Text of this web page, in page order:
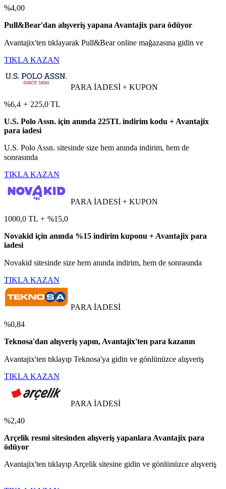
%4,00
Pull&Bear'dan alışveriş yapana Avantajix para ödüyor
Avantajix'ten tıklayarak Pull&Bear online mağazasına gidin ve
TIKLA KAZAN
PARA İADESİ + KUPON
%6,4 + 225,0 TL
U.S. Polo Assn. için anında 225TL indirim kodu + Avantajix
para iadesi
U.S. Polo Assn. sitesinde size hem anında indirim, hem de
sonrasında
TIKLA KAZAN
PARA İADESİ + KUPON
1000,0 TL + %15,0
Novakid için anında %15 indirim kuponu + Avantajix para
iadesi
Novakid sitesinde size hem anında indirim, hem de sonrasında
TIKLA KAZAN
PARA İADESİ
%0,84
Teknosa'dan alışveriş yapın, Avantajix'ten para kazanın
Avantajix'ten tıklayıp Teknosa'ya gidin ve gönlünüzce alışveriş
TIKLA KAZAN
PARA İADESİ
%2,40
Arçelik resmi sitesinden alışveriş yapanlara Avantajix para
ödüyor
Avantajix'ten tıklayıp Arçelik sitesine gidin ve gönlünüzce alışveriş